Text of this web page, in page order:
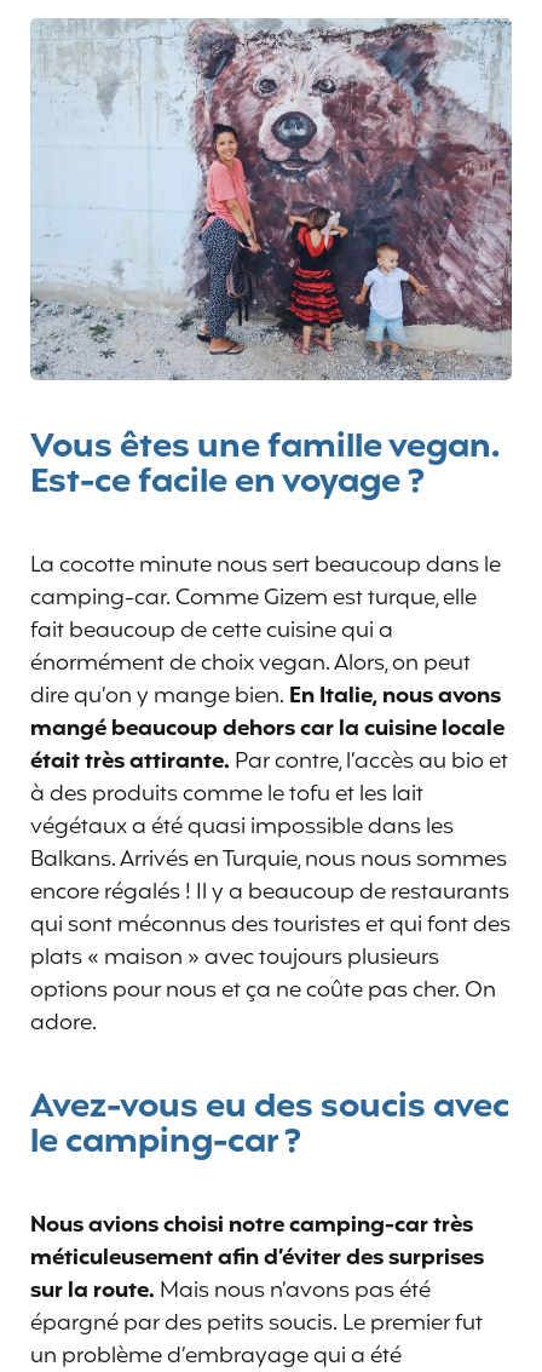
Vous êtes une famille vegan.
Est-ce facile en voyage ?
La cocotte minute nous sert beaucoup dans le
camping-car. Comme Gizem est turque, elle
fait beaucoup de cette cuisine qui a
énormément de choix vegan. Alors, on peut
dire qu’on y mange bien. En Italie, nous avons
mangé beaucoup dehors car la cuisine locale
était très attirante. Par contre, l’accès au bio et
à des produits comme le tofu et les lait
végétaux a été quasi impossible dans les
Balkans. Arrivés en Turquie, nous nous sommes
encore régalés ! Il y a beaucoup de restaurants
qui sont méconnus des touristes et qui font des
plats « maison » avec toujours plusieurs
options pour nous et ça ne coûte pas cher. On
adore.
Avez-vous eu des soucis avec
le camping-car ?
Nous avions choisi notre camping-car très
méticuleusement afin d’éviter des surprises
sur la route. Mais nous n’avons pas été
épargné par des petits soucis. Le premier fut
un problème d’embrayage qui a été